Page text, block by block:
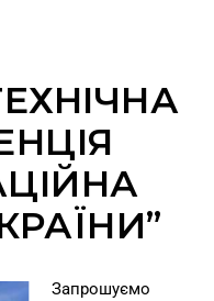
Запрошуємо